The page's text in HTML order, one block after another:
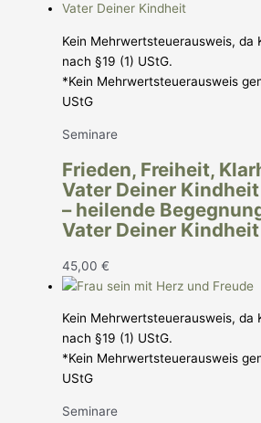
Kein Mehrwertsteuerausweis, da
nach §19 (1) UStG.
*Kein Mehrwertsteuerausweis
UStG
Seminare
Frieden, Freiheit,
Vater Deiner
– heilende
Vater Deiner Kindheit
45,00 €
Kein Mehrwertsteuerausweis, da
nach §19 (1) UStG.
*Kein Mehrwertsteuerausweis
UStG
Seminare